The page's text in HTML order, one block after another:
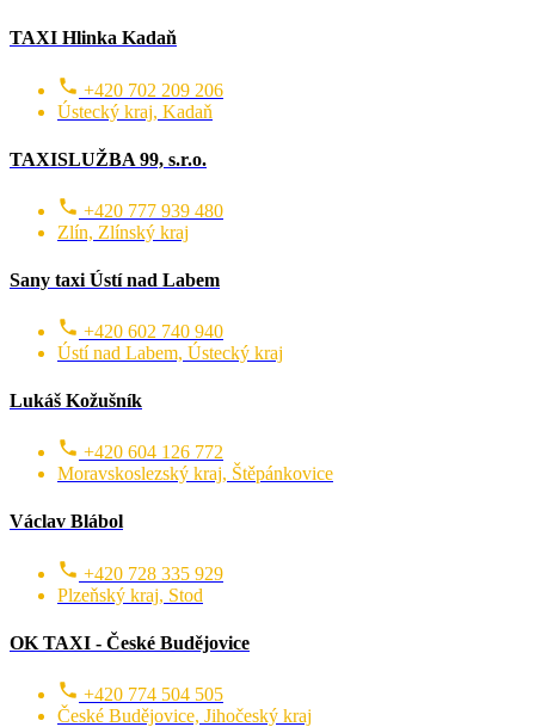
TAXI Hlinka Kadaň
+420 702 209 206
Ústecký kraj, Kadaň
TAXISLUŽBA 99, s.r.o.
+420 777 939 480
Zlín, Zlínský kraj
Sany taxi Ústí nad Labem
+420 602 740 940
Ústí nad Labem, Ústecký kraj
Lukáš Kožušník
+420 604 126 772
Moravskoslezský kraj, Štěpánkovice
Václav Blábol
+420 728 335 929
Plzeňský kraj, Stod
OK TAXI - České Budějovice
+420 774 504 505
České Budějovice, Jihočeský kraj